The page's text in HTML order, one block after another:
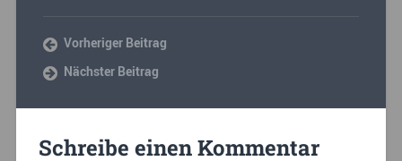
Vorheriger Beitrag
Nächster Beitrag
Schreibe einen Kommentar